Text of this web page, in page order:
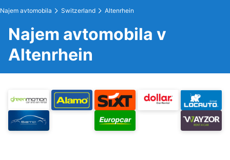
Najem avtomobila Switzerland Altenrhein
Najem avtomobila v
Altenrhein